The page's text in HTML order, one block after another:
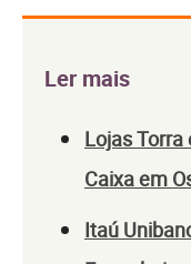
Ler mais
Lojas
Caixa em
Itaú